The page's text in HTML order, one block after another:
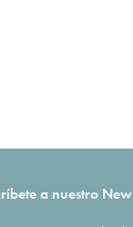
a nuestro